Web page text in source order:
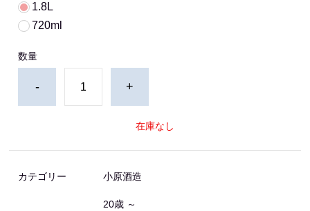
1.8L
720ml
数量
- +
在庫なし
カテゴリー 小原酒造
20歳 ～